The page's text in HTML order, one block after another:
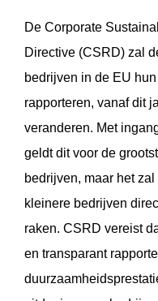
De Corporate
Directive (CSRD) zal
bedrijven in de EU
rapporteren, vanaf dit
veranderen. Met
geldt dit voor de
bedrijven, maar het
kleinere bedrijven
raken. CSRD vereist
en transparant